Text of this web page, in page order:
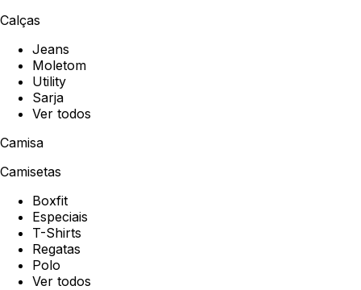
Calças
Jeans
Moletom
Utility
Sarja
Ver todos
Camisa
Camisetas
Boxfit
Especiais
T-Shirts
Regatas
Polo
Ver todos